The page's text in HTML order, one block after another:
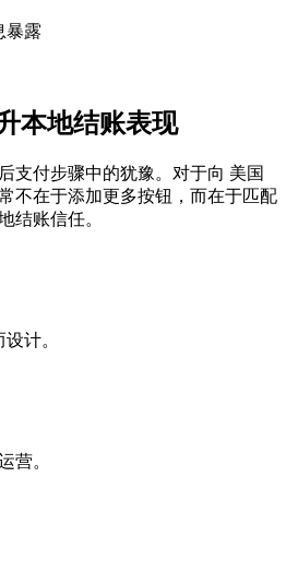
暴露
本地结账表现
支付步骤中的犹豫。对于向 美国
不在于添加更多按钮，而在于匹配
结账信任。
计。
营。